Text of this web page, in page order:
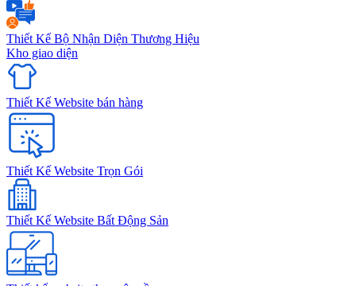
Thiết Kế Bộ Nhận Diện Thương Hiệu
Kho giao diện
Thiết Kế Website bán hàng
Thiết Kế Website Trọn Gói
Thiết Kế Website Bất Động Sản